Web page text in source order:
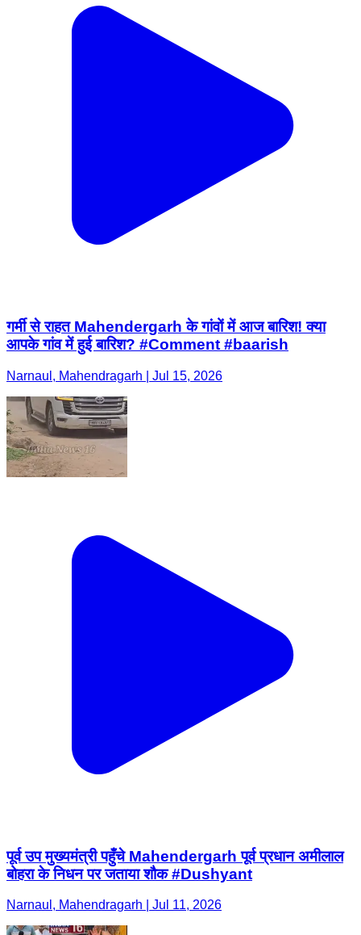
गर्मी से राहत Mahendergarh के गांवों में आज बारिश! क्या
आपके गांव में हुई बारिश? #Comment #baarish
Narnaul, Mahendragarh | Jul 15, 2026
पूर्व उप मुख्यमंत्री पहुँचे Mahendergarh पूर्व प्रधान अमीलाल
बोहरा के निधन पर जताया शौक #Dushyant
Narnaul, Mahendragarh | Jul 11, 2026